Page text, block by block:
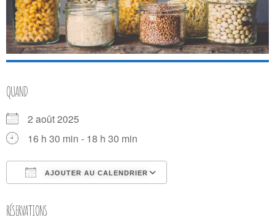
QUAND
2 août 2025
16 h 30 min - 18 h 30 min
AJOUTER AU CALENDRIER
RÉSERVATIONS